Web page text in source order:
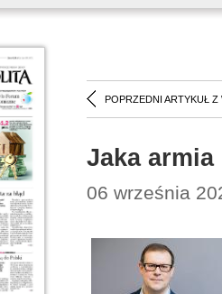
POPRZEDNI ARTYKUŁ Z
Jaka
06 września